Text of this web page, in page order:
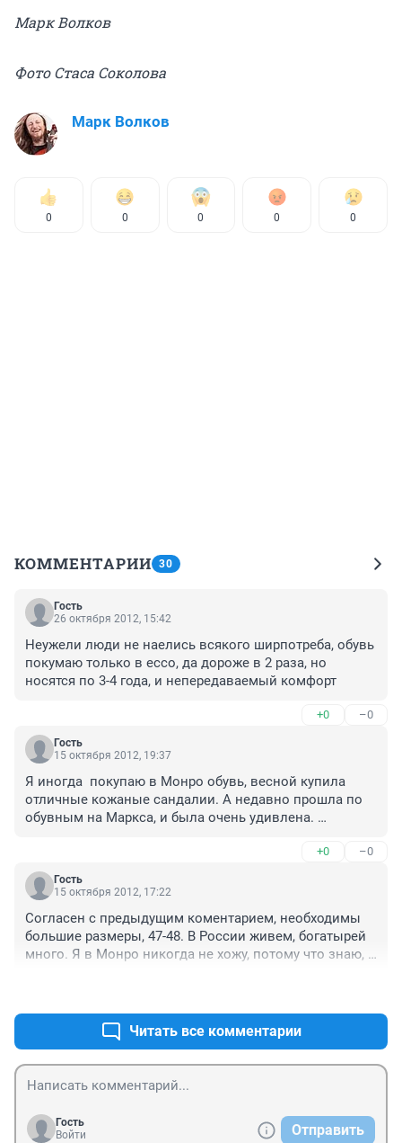
Марк Волков
Фото Стаса Соколова
Марк Волков
0 0 0 0 0
КОММЕНТАРИИ 30
Гость
26 октября 2012, 15:42
Неужели люди не наелись всякого ширпотреба, обувь
покумаю только в ecco, да дороже в 2 раза, но
носятся по 3-4 года, и непередаваемый комфорт
+0 –0
Гость
15 октября 2012, 19:37
Я иногда  покупаю в Монро обувь, весной купила
отличные кожаные сандалии. А недавно прошла по
обувным на Маркса, и была очень удивлена.
нашил? Хотя китайцы, да и во всем мире в таких по
улицам не ходят
+0 –0
Гость
15 октября 2012, 17:22
Согласен с предыдущим коментарием, необходимы
большие размеры, 47-48. В России живем, богатырей
много. Я в Монро никогда не хожу, потому что знаю,
Читать все комментарии
Гость
Войти
Отправить